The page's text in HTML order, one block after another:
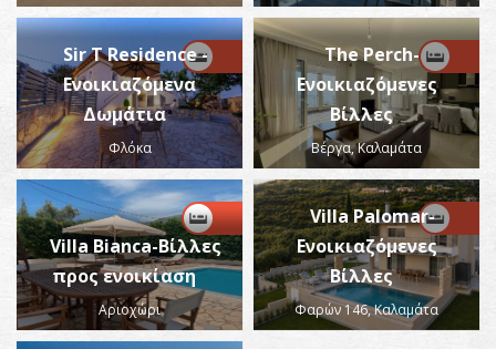
Sir T Residence -
Ενοικιαζόμενα
Δωμάτια
Φλόκα
The Perch-
Ενοικιαζόμενες
Βίλλες
Βέργα, Καλαμάτα
Villa Bianca-Βίλλες
προς ενοικίαση
Αριοχώρι
Villa Palomar-
Ενοικιαζόμενες
Βίλλες
Φαρών 146, Καλαμάτα